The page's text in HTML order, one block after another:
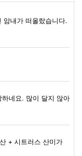
암내가 떠올랐습니다.
네요. 많이 달지 않아
+ 시트러스 산미가